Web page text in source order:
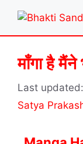
content
माँगा है
Satya